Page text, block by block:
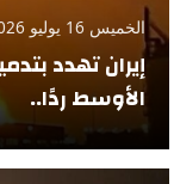
الخميس 16 يوليو 2026 - 08:23
إيران تهدد
الأوسط ردًا..